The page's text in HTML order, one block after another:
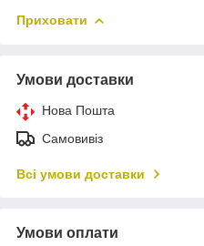
Приховати
Умови доставки
Нова Пошта
Самовивіз
Всі умови доставки
Умови оплати